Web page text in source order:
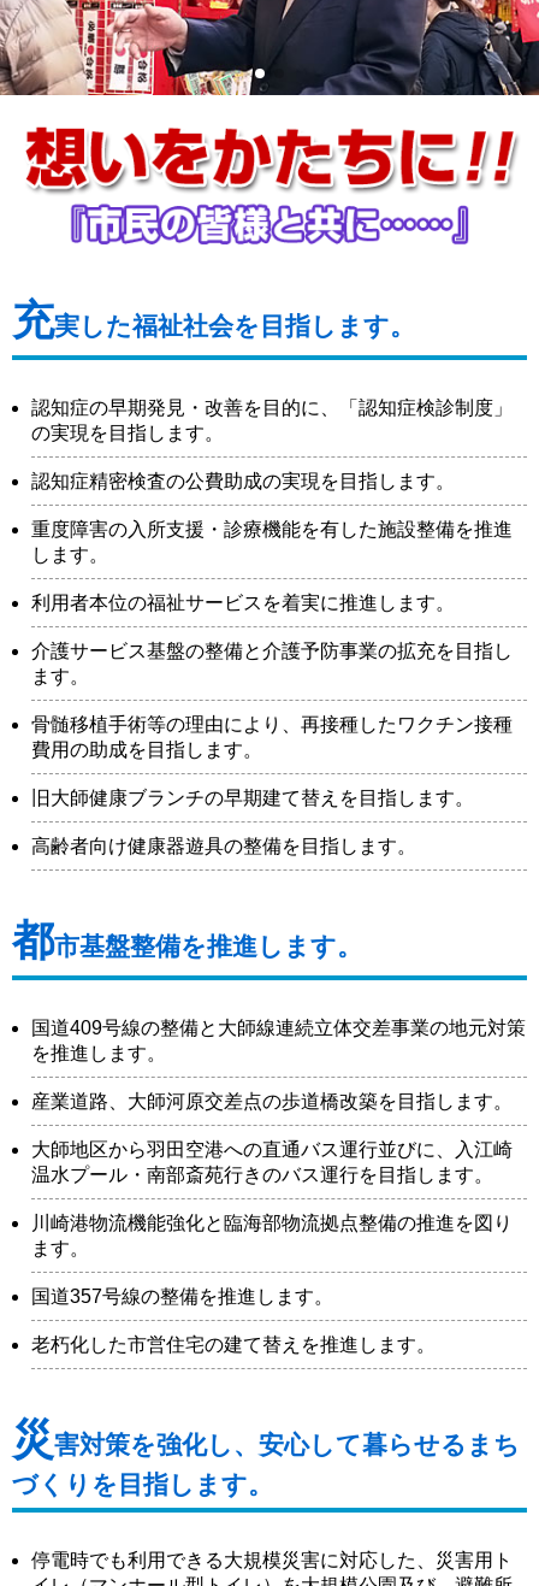
充実した福祉社会を目指します。
認知症の早期発見・改善を目的に、「認知症検診制度」
の実現を目指します。
認知症精密検査の公費助成の実現を目指します。
重度障害の入所支援・診療機能を有した施設整備を推進
します。
利用者本位の福祉サービスを着実に推進します。
介護サービス基盤の整備と介護予防事業の拡充を目指し
ます。
骨髄移植手術等の理由により、再接種したワクチン接種
費用の助成を目指します。
旧大師健康ブランチの早期建て替えを目指します。
高齢者向け健康器遊具の整備を目指します。
都市基盤整備を推進します。
国道409号線の整備と大師線連続立体交差事業の地元対策
を推進します。
産業道路、大師河原交差点の歩道橋改築を目指します。
大師地区から羽田空港への直通バス運行並びに、入江崎
温水プール・南部斎苑行きのバス運行を目指します。
川崎港物流機能強化と臨海部物流拠点整備の推進を図り
ます。
国道357号線の整備を推進します。
老朽化した市営住宅の建て替えを推進します。
災害対策を強化し、安心して暮らせるまち
づくりを目指します。
停電時でも利用できる大規模災害に対応した、災害用ト